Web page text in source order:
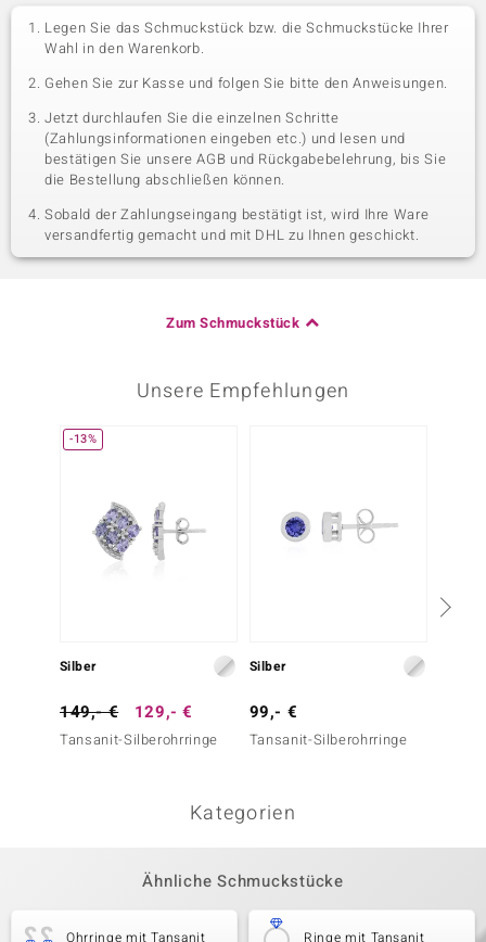
Legen Sie das Schmuckstück bzw. die Schmuckstücke Ihrer
Wahl in den Warenkorb.
Gehen Sie zur Kasse und folgen Sie bitte den Anweisungen.
Jetzt durchlaufen Sie die einzelnen Schritte
(Zahlungsinformationen eingeben etc.) und lesen und
bestätigen Sie unsere AGB und Rückgabebelehrung, bis Sie
die Bestellung abschließen können.
Sobald der Zahlungseingang bestätigt ist, wird Ihre Ware
versandfertig gemacht und mit DHL zu Ihnen geschickt.
Zum Schmuckstück
Unsere Empfehlungen
-13%
Silber
149,- € 129,- €
Tansanit-Silberohrringe
Silber
99,- €
Tansanit-Silberohrringe
Kategorien
Ähnliche Schmuckstücke
Ohrringe mit Tansanit Ringe mit Tansanit